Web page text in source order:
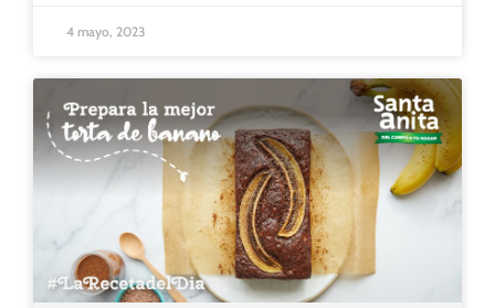
4 mayo, 2023